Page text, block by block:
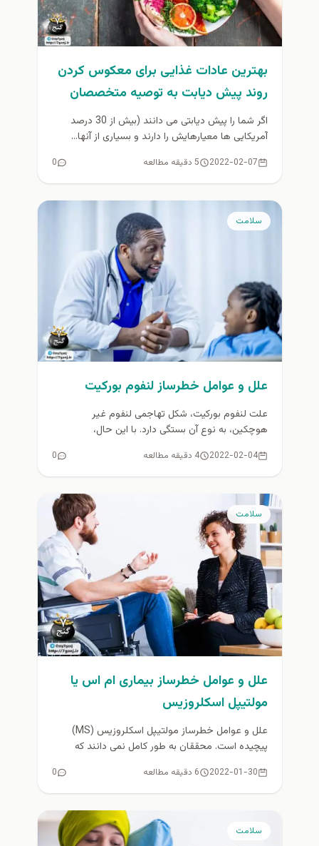
بهترین عادات غذایی برای معکوس کردن
روند پیش دیابت به توصیه متخصصان
تغذیه
اگر شما را پیش دیابتی می‌ دانند (بیش از 30 درصد
آمریکایی‌ ها معیارهایش را دارند و بسیاری از آنها...
2022-02-07 5 دقیقه مطالعه 0
سلامت
علل و عوامل خطرساز لنفوم بورکیت
علت لنفوم بورکیت، شکل تهاجمی لنفوم غیر
هوچکین، به نوع آن بستگی دارد. با این حال،
2022-02-04 4 دقیقه مطالعه 0
سلامت
علل و عوامل خطرساز بیماری ام اس یا
مولتیپل اسکلروزیس
علل و عوامل خطرساز مولتیپل اسکلروزیس (MS)
پیچیده است. محققان به طور کامل نمی دانند که
2022-01-30 6 دقیقه مطالعه 0
سلامت